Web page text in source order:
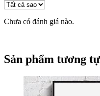
Chưa có đánh giá nào.
Sản phẩm tương tự